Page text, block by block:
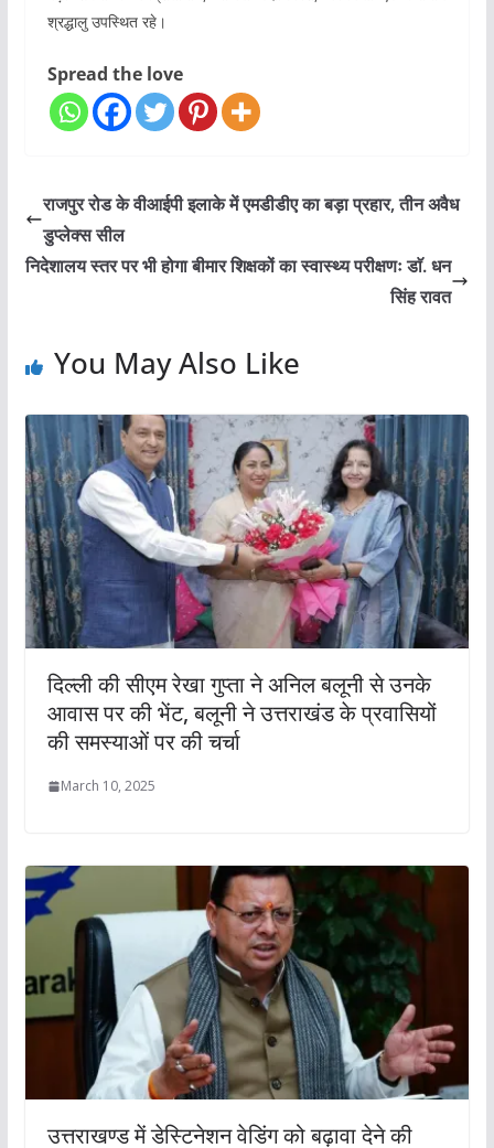
श्रद्धालु उपस्थित रहे।
Spread the love
राजपुर रोड के वीआईपी इलाके में एमडीडीए का बड़ा प्रहार, तीन अवैध
डुप्लेक्स सील
निदेशालय स्तर पर भी होगा बीमार शिक्षकों का स्वास्थ्य परीक्षणः डाॅ. धन
सिंह रावत
You May Also Like
दिल्ली की सीएम रेखा गुप्ता ने अनिल बलूनी से उनके
आवास पर की भेंट, बलूनी ने उत्तराखंड के प्रवासियों
की समस्याओं पर की चर्चा
March 10, 2025
उत्तराखण्ड में डेस्टिनेशन वेडिंग को बढ़ावा देने की